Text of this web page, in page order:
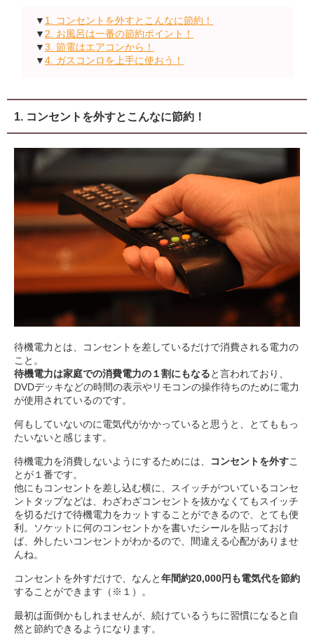
▼ 1. コンセントを外すとこんなに節約！
▼2. お風呂は一番の節約ポイント！
▼3. 節電はエアコンから！
▼4. ガスコンロを上手に使おう！
1. コンセントを外すとこんなに節約！
待機電力とは、コンセントを差しているだけで消費される電力の
こと。
待機電力は家庭での消費電力の１割にもなると言われており、
DVDデッキなどの時間の表示やリモコンの操作待ちのために電力
が使用されているのです。
何もしていないのに電気代がかかっていると思うと、とてももっ
たいないと感じます。
待機電力を消費しないようにするためには、 コンセントを外すこ
とが１番です。
他にもコンセントを差し込む横に、スイッチがついているコンセ
ントタップなどは、わざわざコンセントを抜かなくてもスイッチ
を切るだけで待機電力をカットすることができるので、とても便
利。ソケットに何のコンセントかを書いたシールを貼っておけ
ば、外したいコンセントがわかるので、間違える心配がありませ
んね。
コンセントを外すだけで、なんと年間約20,000円も電気代を節約
することができます（※１）。
最初は面倒かもしれませんが、続けているうちに習慣になると自
然と節約できるようになります。